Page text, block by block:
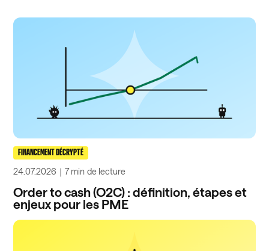
FINANCEMENT DÉCRYPTÉ
24.07.2026 ｜7 min de lecture
Order to cash (O2C) : définition, étapes et
enjeux pour les PME